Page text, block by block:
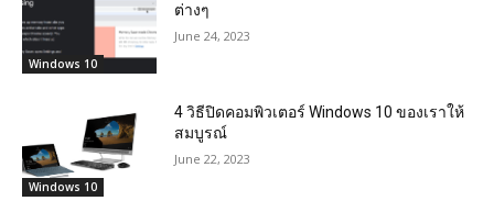
Windows 10
ต่างๆ
June 24, 2023
Windows 10
4 วิธีปิดคอมพิวเตอร์ Windows 10 ของเราให้
สมบูรณ์
June 22, 2023